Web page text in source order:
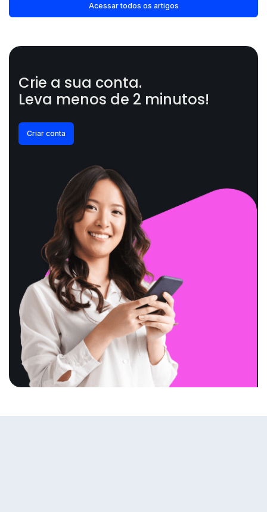
Acessar todos os artigos
Crie a sua conta.
Leva menos de 2 minutos!
Criar conta